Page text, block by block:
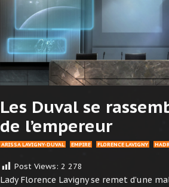
Les Duval se
de l’empereur
ARISSA LAVIGNY-DUVAL EMPIRE FLORENCE LAVIGNY
Post Views: 2 278
Lady Florence Lavigny se remet d’une